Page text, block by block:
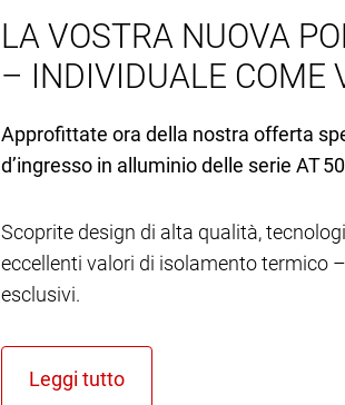
LA VOSTRA NUOVA
– INDIVIDUALE COME
Approfittate ora della nostra offerta
d’ingresso in alluminio delle serie AT
Scoprite design di alta qualità,
eccellenti valori di isolamento termico
esclusivi.